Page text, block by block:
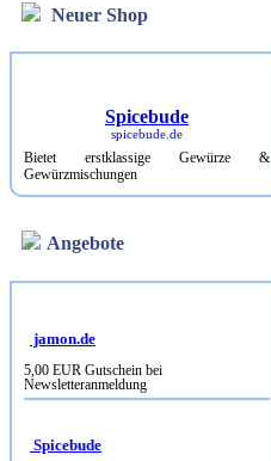
Neuer Shop
Spicebude
spicebude.de
Bietet erstklassige Gewürze &
Gewürzmischungen
Angebote
jamon.de
5,00 EUR Gutschein bei
Newsletteranmeldung
Spicebude